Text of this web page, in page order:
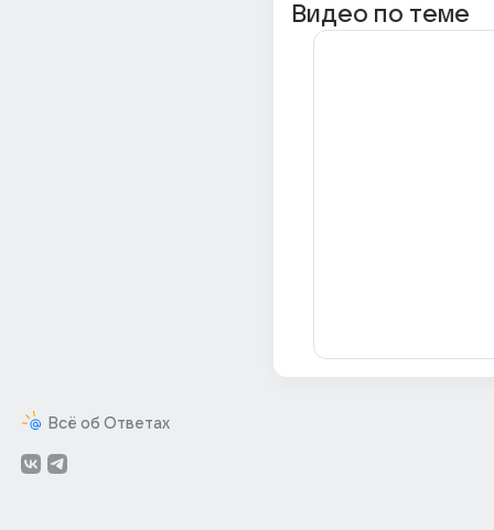
Всё об Ответах
Видео по теме